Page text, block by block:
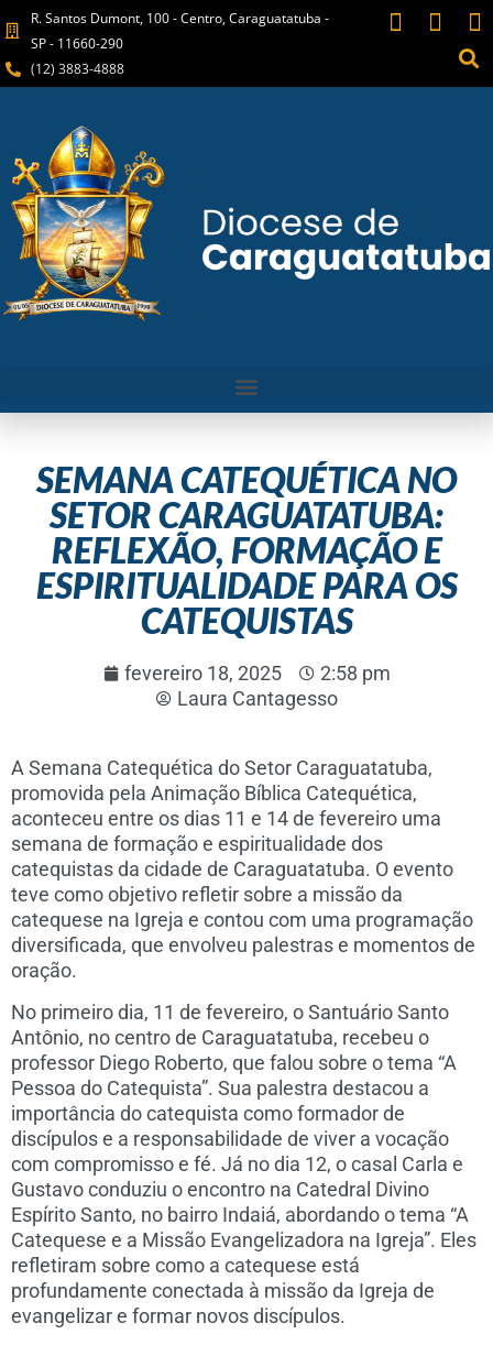
R. Santos Dumont, 100 - Centro, Caraguatatuba -
SP - 11660-290
(12) 3883-4888
SEMANA CATEQUÉTICA NO
SETOR CARAGUATATUBA:
REFLEXÃO, FORMAÇÃO E
ESPIRITUALIDADE PARA OS
CATEQUISTAS
fevereiro 18, 2025
2:58 pm
Laura Cantagesso
A Semana Catequética do Setor Caraguatatuba,
promovida pela Animação Bíblica Catequética,
aconteceu entre os dias 11 e 14 de fevereiro uma
semana de formação e espiritualidade dos
catequistas da cidade de Caraguatatuba. O evento
teve como objetivo refletir sobre a missão da
catequese na Igreja e contou com uma programação
diversificada, que envolveu palestras e momentos de
oração.
No primeiro dia, 11 de fevereiro, o Santuário Santo
Antônio, no centro de Caraguatatuba, recebeu o
professor Diego Roberto, que falou sobre o tema “A
Pessoa do Catequista”. Sua palestra destacou a
importância do catequista como formador de
discípulos e a responsabilidade de viver a vocação
com compromisso e fé. Já no dia 12, o casal Carla e
Gustavo conduziu o encontro na Catedral Divino
Espírito Santo, no bairro Indaiá, abordando o tema “A
Catequese e a Missão Evangelizadora na Igreja”. Eles
refletiram sobre como a catequese está
profundamente conectada à missão da Igreja de
evangelizar e formar novos discípulos.